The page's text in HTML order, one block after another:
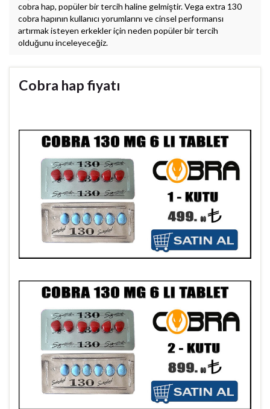
cobra hap, popüler bir tercih haline gelmiştir. Vega extra 130
cobra hapının kullanıcı yorumlarını ve cinsel performansı
artırmak isteyen erkekler için neden popüler bir tercih
olduğunu inceleyeceğiz.
Cobra hap fiyatı